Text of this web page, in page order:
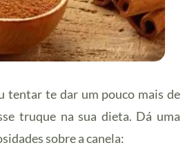
tentar te dar um pouco mais de
truque na sua dieta. Dá uma
sobre a canela: